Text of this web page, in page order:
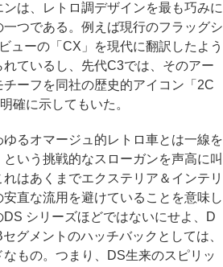
は、レトロ調デザインを最も巧みに
つである。例えば現行のフラッグシ
ューの「CX」を現代に翻訳したよう
ているし、先代C3では、そのアー
ーフを同社の歴史的アイコン「2C
確に示してもいた。
るオマージュ的レトロ車とは一線を
いう挑戦的なスローガンを声高に叫
はあくまでエクステリア＆インテリ
直な流用を避けていることを意味し
シリーズほどではないにせよ、D
グメントのハッチバックとしては、
もの。つまり、DS生来のスピリッ